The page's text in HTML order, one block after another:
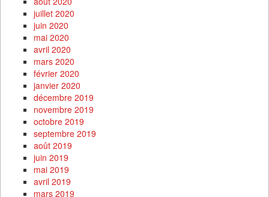
juillet 2020
juin 2020
mai 2020
avril 2020
mars 2020
février 2020
janvier 2020
décembre 2019
novembre 2019
octobre 2019
septembre 2019
août 2019
juin 2019
mai 2019
avril 2019
mars 2019